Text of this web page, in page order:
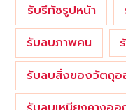
รับรีทัชรูปหน้า
รับลบภาพคน
รับลบสิ่งของวัตถุอ